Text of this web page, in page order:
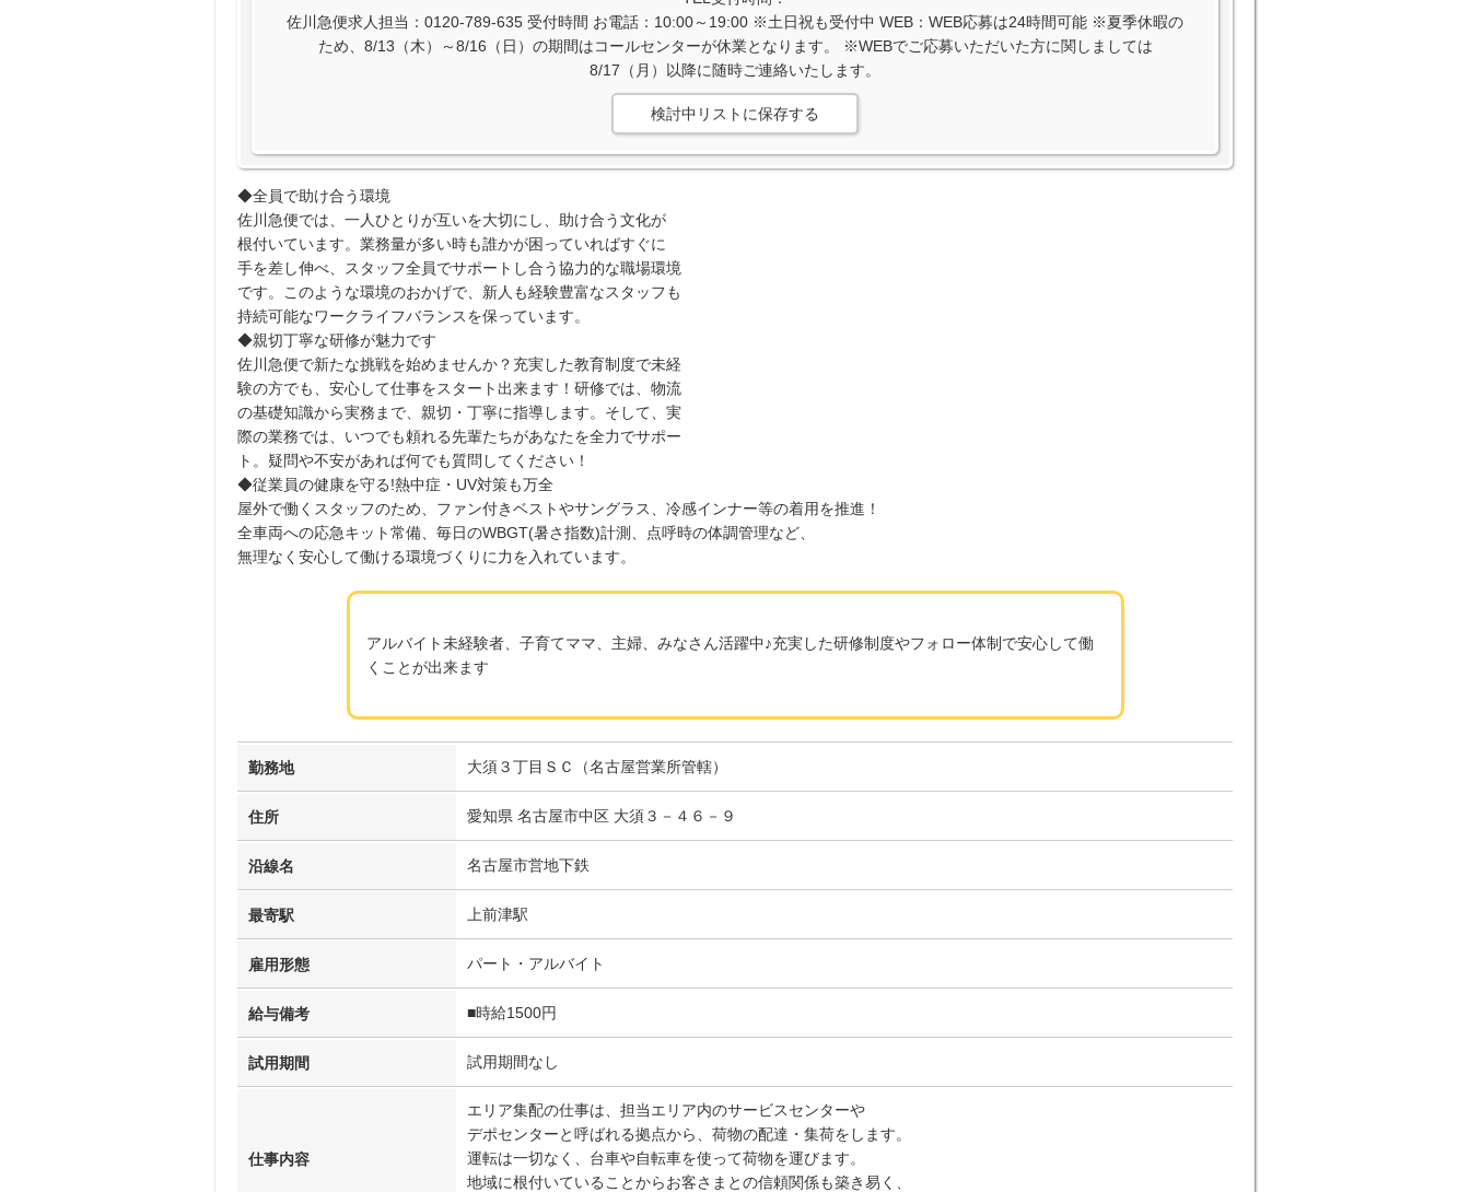
佐川急便求人担当：0120-789-635 受付時間 お電話：10:00～19:00 ※土日祝も受付中 WEB：WEB応募は24時間可能 ※夏季休暇の
ため、8/13（木）～8/16（日）の期間はコールセンターが休業となります。 ※WEBでご応募いただいた方に関しましては
8/17（月）以降に随時ご連絡いたします。
検討中リストに保存する
◆全員で助け合う環境
佐川急便では、一人ひとりが互いを大切にし、助け合う文化が
根付いています。業務量が多い時も誰かが困っていればすぐに
手を差し伸べ、スタッフ全員でサポートし合う協力的な職場環境
です。このような環境のおかげで、新人も経験豊富なスタッフも
持続可能なワークライフバランスを保っています。
◆親切丁寧な研修が魅力です
佐川急便で新たな挑戦を始めませんか？充実した教育制度で未経
験の方でも、安心して仕事をスタート出来ます！研修では、物流
の基礎知識から実務まで、親切・丁寧に指導します。そして、実
際の業務では、いつでも頼れる先輩たちがあなたを全力でサポー
ト。疑問や不安があれば何でも質問してください！
◆従業員の健康を守る!熱中症・UV対策も万全
屋外で働くスタッフのため、ファン付きベストやサングラス、冷感インナー等の着用を推進！
全車両への応急キット常備、毎日のWBGT(暑さ指数)計測、点呼時の体調管理など、
無理なく安心して働ける環境づくりに力を入れています。
アルバイト未経験者、子育てママ、主婦、みなさん活躍中♪充実した研修制度やフォロー体制で安心して働
くことが出来ます
勤務地 大須３丁目ＳＣ（名古屋営業所管轄）
住所 愛知県 名古屋市中区 大須３－４６－９
沿線名 名古屋市営地下鉄
最寄駅 上前津駅
雇用形態 パート・アルバイト
給与備考 ■時給1500円
試用期間 試用期間なし
仕事内容
エリア集配の仕事は、担当エリア内のサービスセンターや
デポセンターと呼ばれる拠点から、荷物の配達・集荷をします。
運転は一切なく、台車や自転車を使って荷物を運びます。
地域に根付いていることからお客さまとの信頼関係も築き易く、